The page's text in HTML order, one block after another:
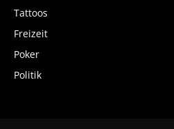
Tattoos
Freizeit
Poker
Politik